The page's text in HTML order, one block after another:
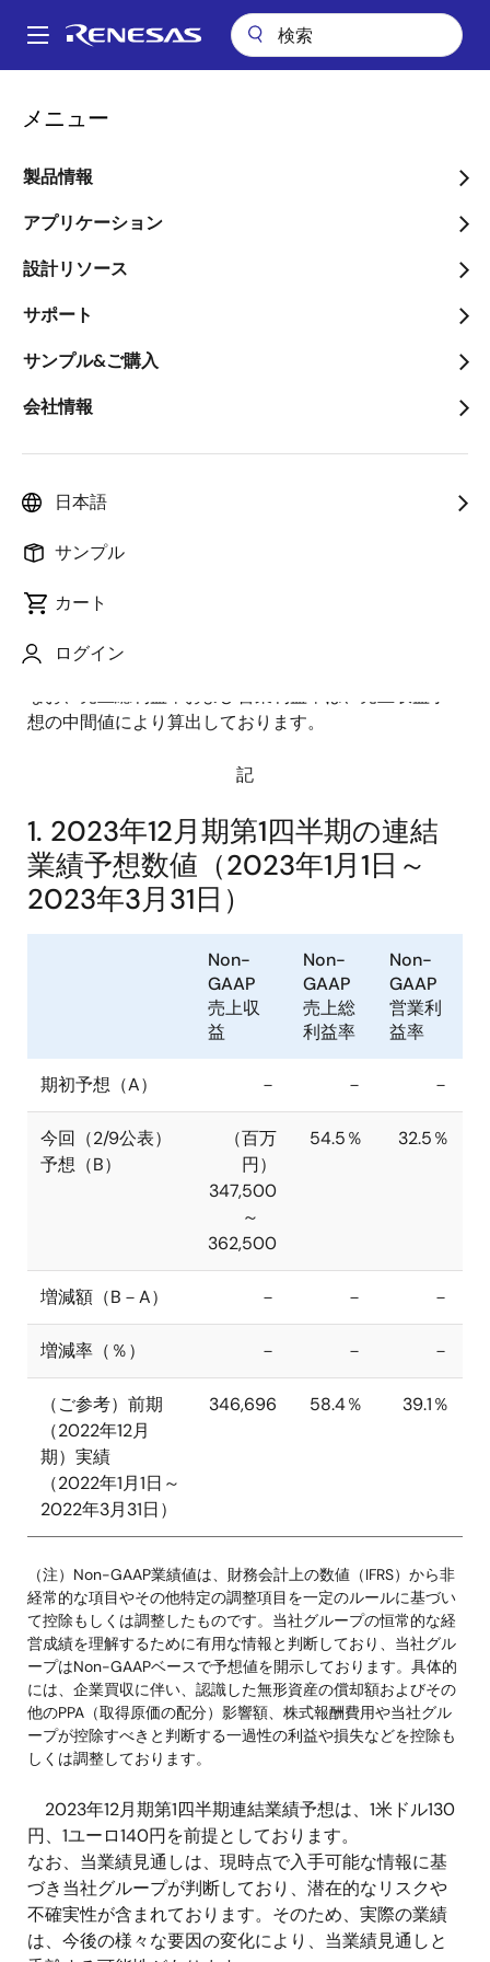
ン
Main
メニュー
製品情報
アプリケーション
設計リソース
サポート
サンプル&ご購入
会社情報
日本語
サンプル
カート
ログイン
パ
ン
く
ず
2023年12月期第1四半期の連結業績予想を以下のとお
りといたしましたのでお知らせいたします。
当社グループが属する半導体業界では事業環境が短
予想について信頼性の高い数値を的確に算出すること
レンジ形式にて開示しております。また、当社グルー
プの恒常的な経営成績の理解に有用な情報を提供する
ために、財務会計上の数値（IFRS）から企業買収など
に関係した非経常的な項目やその他一過性の利益や損
失を特定の調整項目として一定のルールに基づいて控
除もしくは調整した「Non-GAAPベース」にて売上収
益・売上総利益率・営業利益率を開示しております。
想の中間値により算出しております。
記
1. 2023年12月期第1四半期の連結
業績予想数値（2023年1月1日～
2023年3月31日）
Non-
GAAP
売上収
益
Non-
GAAP
売上総
利益率
Non-
GAAP
営業利
益率
期初予想（A） － － －
今回（2/9公表）
予想（B）
（百万
円）
347,500
～
362,500
54.5％ 32.5％
増減額（B－A） － － －
増減率（％） － － －
（ご参考）前期
（2022年12月
期）実績
（2022年1月1日～
2022年3月31日）
346,696 58.4％ 39.1％
（注）Non-GAAP業績値は、財務会計上の数値（IFRS）から非
経常的な項目やその他特定の調整項目を一定のルールに基づい
て控除もしくは調整したものです。当社グループの恒常的な経
営成績を理解するために有用な情報と判断しており、当社グル
ープはNon-GAAPベースで予想値を開示しております。具体的
には、企業買収に伴い、認識した無形資産の償却額およびその
他のPPA（取得原価の配分）影響額、株式報酬費用や当社グル
ープが控除すべきと判断する一過性の利益や損失などを控除も
しくは調整しております。
2023年12月期第1四半期連結業績予想は、1米ドル130
円、1ユーロ140円を前提としております。
なお、当業績見通しは、現時点で入手可能な情報に基
づき当社グループが判断しており、潜在的なリスクや
不確実性が含まれております。そのため、実際の業績
は、今後の様々な要因の変化により、当業績見通しと